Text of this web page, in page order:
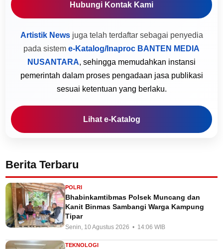
Hubungi Kontak Kami
Artistik Newsjuga telah terdaftar sebagai penyedia
pada sistem e-Katalog/Inaproc BANTEN MEDIA
NUSANTARA, sehingga memudahkan instansi
pemerintah dalam proses pengadaan jasa publikasi
sesuai ketentuan yang berlaku.
Lihat e-Katalog
Berita Terbaru
POLRI
Bhabinkamtibmas Polsek Muncang dan
Kanit Binmas Sambangi Warga Kampung
Tipar
Senin, 10 Agustus 2026 • 14:06 WIB
TEKNOLOGI